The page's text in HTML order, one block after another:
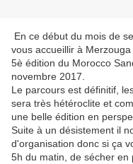
En ce début du mois de
vous accueillir à
5è édition du Morocco
novembre 2017.
Le parcours est définitif,
sera très hétéroclite et
une belle édition en
Suite à un désistement il
d'organisation donc si ça
5h du matin, de sécher en